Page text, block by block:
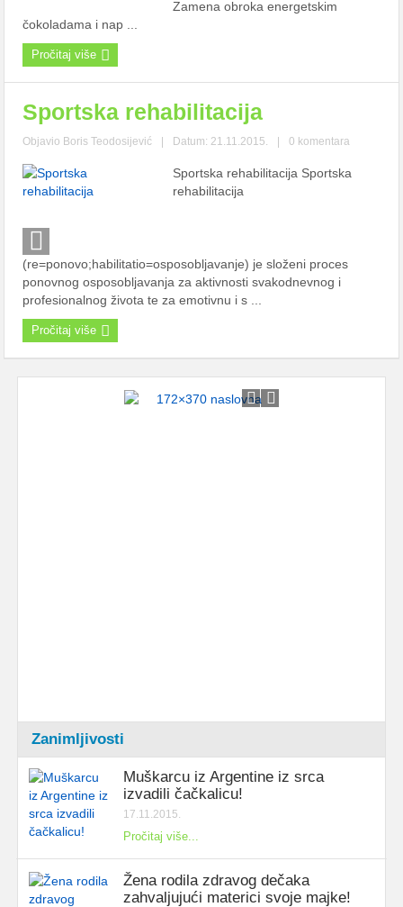
Zamena obroka energetskim
čokoladama i nap ...
Pročitaj više
Sportska rehabilitacija
Objavio Boris Teodosijević Datum: 21.11.2015. 0 komentara
Sportska rehabilitacija Sportska
rehabilitacija
(re=ponovo;habilitatio=osposobljavanje) je složeni proces
ponovnog osposobljavanja za aktivnosti svakodnevnog i
profesionalnog života te za emotivnu i s ...
Pročitaj više
Zanimljivosti
Muškarcu iz Argentine iz srca
izvadili čačkalicu!
17.11.2015.
Pročitaj više...
Žena rodila zdravog dečaka
zahvaljujući materici svoje majke!